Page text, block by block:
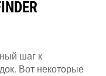
шаг к
Вот некоторые